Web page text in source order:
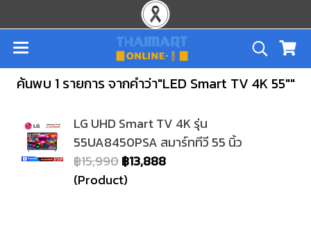
ค้นพบ 1 รายการ จากคำว่า"LED Smart TV 4K 55""
LG UHD Smart TV 4K รุ่น
55UA8450PSA สมาร์ททีวี 55 นิ้ว
฿15,990฿13,888
(Product)